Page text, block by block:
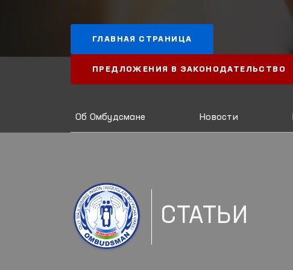
ГЛАВНАЯ СТРАНИЦА
ПРЕДЛОЖЕНИЯ В ЗАКОНОДАТЕЛЬСТВО
Об Омбудсмане Новости
СТАТЬИ